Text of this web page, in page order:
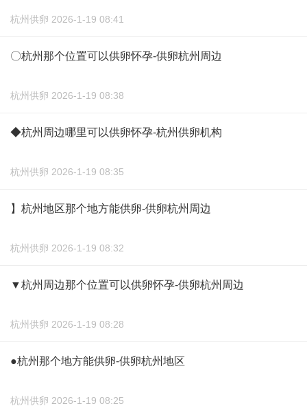
杭州供卵 2026-1-19 08:41
〇杭州那个位置可以供卵怀孕-供卵杭州周边
杭州供卵 2026-1-19 08:38
◆杭州周边哪里可以供卵怀孕-杭州供卵机构
杭州供卵 2026-1-19 08:35
】杭州地区那个地方能供卵-供卵杭州周边
杭州供卵 2026-1-19 08:32
▼杭州周边那个位置可以供卵怀孕-供卵杭州周边
杭州供卵 2026-1-19 08:28
●杭州那个地方能供卵-供卵杭州地区
杭州供卵 2026-1-19 08:25